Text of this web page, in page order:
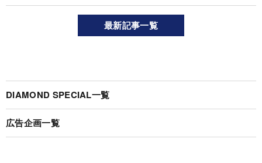
最新記事一覧
DIAMOND SPECIAL一覧
広告企画一覧